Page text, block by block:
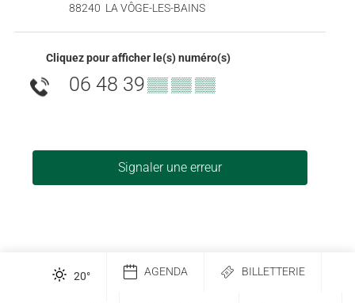
88240 LA VÔGE-LES-BAINS
Cliquez pour afficher le(s) numéro(s)
06 48 39▒▒ ▒▒ ▒▒
Signaler une erreur
20° AGENDA BILLETTERIE